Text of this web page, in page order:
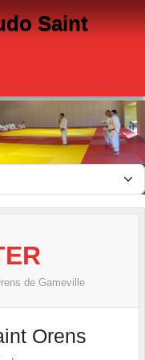
Saint
de Gameville
Orens